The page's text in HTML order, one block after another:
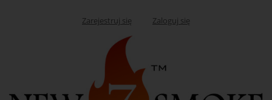
Zarejestruj się Zaloguj się